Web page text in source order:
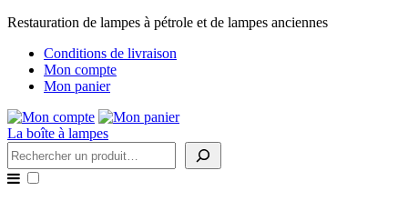
Restauration de lampes à pétrole et de lampes anciennes
Conditions de livraison
Mon compte
Mon panier
La boîte à lampes
Rechercher